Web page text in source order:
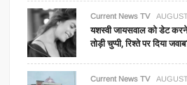
Current News TV
यशस्वी जायसवाल को डेट
तोड़ी चुप्पी, रिश्ते पर दिया
Current News TV